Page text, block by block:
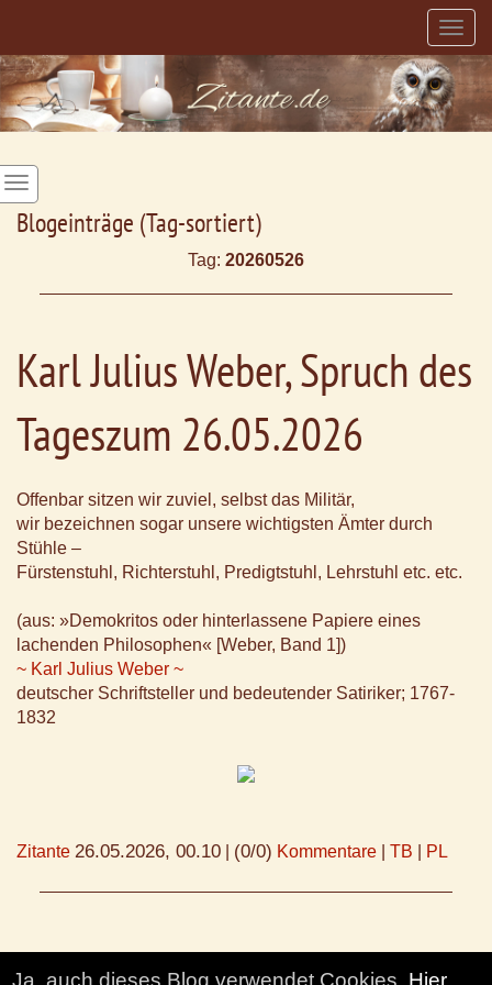
Blogeinträge (Tag-sortiert)
Tag: 20260526
Karl Julius Weber, Spruch des
Tageszum 26.05.2026
Offenbar sitzen wir zuviel, selbst das Militär,
wir bezeichnen sogar unsere wichtigsten Ämter durch
Stühle –
Fürstenstuhl, Richterstuhl, Predigtstuhl, Lehrstuhl etc. etc.
(aus: »Demokritos oder hinterlassene Papiere eines
lachenden Philosophen« [Weber, Band 1])
~ Karl Julius Weber ~
deutscher Schriftsteller und bedeutender Satiriker; 1767-
1832
Zitante 26.05.2026, 00.10 (0/0) Kommentare TB PL
Ja, auch dieses Blog verwendet Cookies. Hier